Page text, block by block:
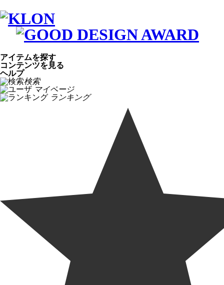
アイテムを探す
コンテンツを見る
ヘルプ
検索
マイページ
ランキング